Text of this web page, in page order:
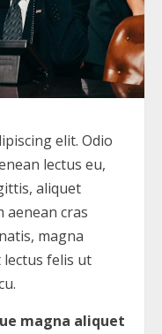
elit. Odio
lectus eu,
aliquet
aenean cras
magna
felis ut
magna aliquet